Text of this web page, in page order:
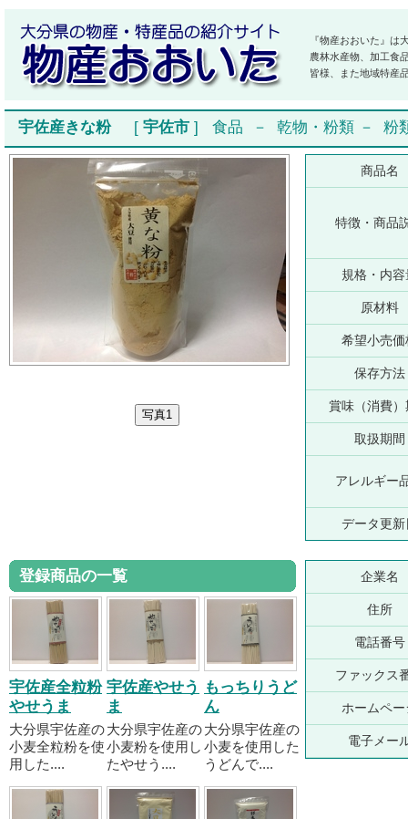
『物産おおいた』は
農林水産物、加工食
皆様、また地域特産
宇佐産きな粉 [ 宇佐市 ] 食品 － 乾物・粉類 － 粉
商品名
特徴・商品
規格・内容
原材料
希望小売価
保存方法
賞味（消費）
取扱期間
アレルギー
データ更新
登録商品の一覧
宇佐産全粒粉
やせうま
大分県宇佐産の
小麦全粒粉を使
用した....
宇佐産やせう
ま
大分県宇佐産の
小麦粉を使用し
たやせう....
もっちりうど
ん
大分県宇佐産の
小麦を使用した
うどんで....
企業名
住所
電話番号
ファックス
ホームペー
電子メー